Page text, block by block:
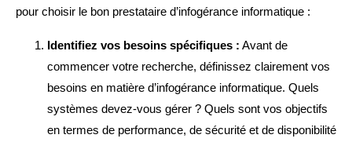
pour choisir le bon prestataire d’infogérance informatique :
Identifiez vos besoins spécifiques : Avant de
commencer votre recherche, définissez clairement vos
besoins en matière d’infogérance informatique. Quels
systèmes devez-vous gérer ? Quels sont vos objectifs
en termes de performance, de sécurité et de disponibilité